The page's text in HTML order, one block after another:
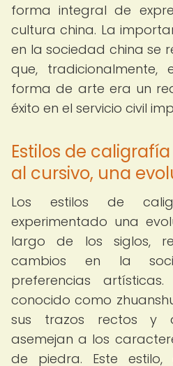
forma integral de
cultura china. La
en la sociedad china se
que,
forma de arte era un
éxito en el servicio civil
Estilos de
al cursivo, una
Los estilos de
experimentado una
largo de los siglos,
cambios en la
preferencias
conocido como
sus trazos rectos y
asemejan a los
de piedra. Este estilo,